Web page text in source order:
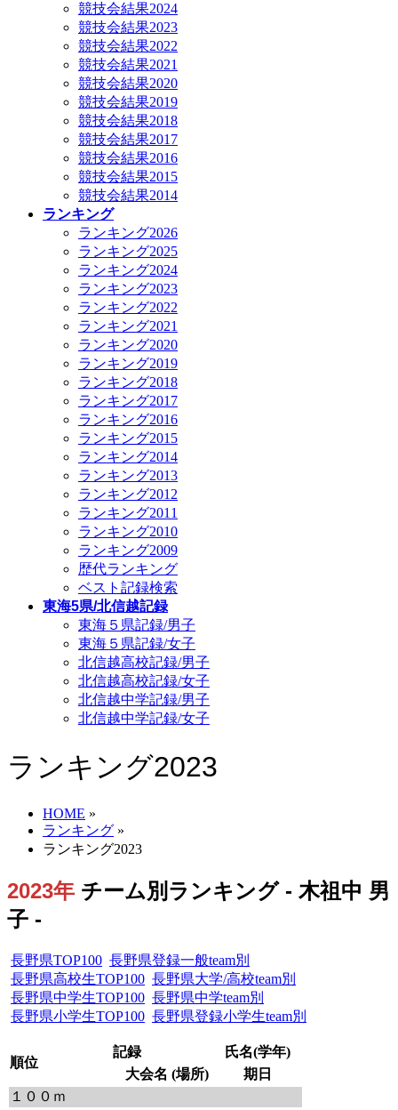
競技会結果2024
競技会結果2023
競技会結果2022
競技会結果2021
競技会結果2020
競技会結果2019
競技会結果2018
競技会結果2017
競技会結果2016
競技会結果2015
競技会結果2014
ランキング
ランキング2026
ランキング2025
ランキング2024
ランキング2023
ランキング2022
ランキング2021
ランキング2020
ランキング2019
ランキング2018
ランキング2017
ランキング2016
ランキング2015
ランキング2014
ランキング2013
ランキング2012
ランキング2011
ランキング2010
ランキング2009
歴代ランキング
ベスト記録検索
東海5県/北信越記録
東海５県記録/男子
東海５県記録/女子
北信越高校記録/男子
北信越高校記録/女子
北信越中学記録/男子
北信越中学記録/女子
ランキング2023
HOME »
ランキング »
ランキング2023
2023年 チーム別ランキング - 木祖中 男
子 -
長野県TOP100 長野県登録一般team別
長野県高校生TOP100 長野県大学/高校team別
長野県中学生TOP100 長野県中学team別
長野県小学生TOP100 長野県登録小学生team別
順位
記録
氏名(学年)
大会名 (場所)
期日
１００ｍ